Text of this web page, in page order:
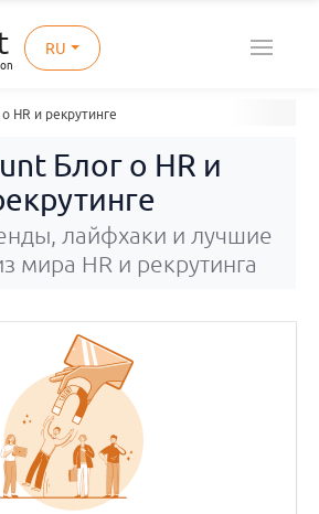
RU
HR и рекрутинге
Блог о HR и
лайфхаки и лучшие
мира HR и рекрутинга